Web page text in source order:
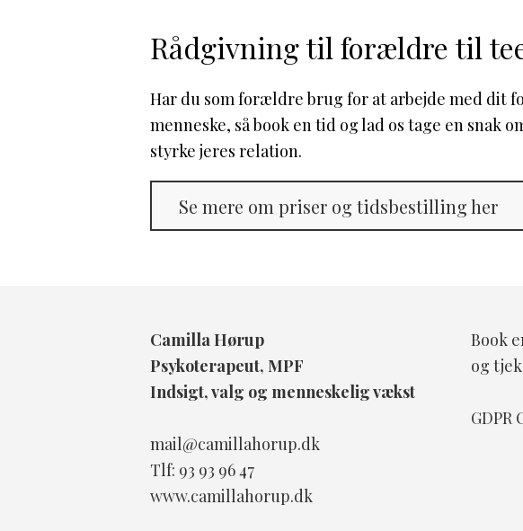
Rådgivning til forældre til
Har du som forældre brug for at arbejde med dit
menneske, så book en tid og lad os tage en snak
styrke jeres relation.
Se mere om priser og tidsbestilling her
Camilla Hørup
Psykoterapeut, MPF
Indsigt, valg og menneskelig vækst
mail@camillahorup.dk
Tlf: 93 93 96 47
www.camillahorup.dk
Book
og
GDPR